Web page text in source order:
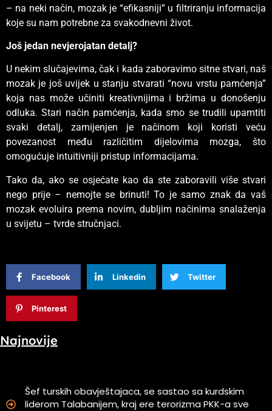
– na neki način, mozak je “efikasniji” u filtriranju informacija
koje su nam potrebne za svakodnevni život.
Još jedan nevjerojatan detalj?
U nekim slučajevima, čak i kada zaboravimo sitne stvari, naš
mozak je još uvijek u stanju stvarati “novu vrstu pamćenja”
koja nas može učiniti kreativnijima i bržima u donošenju
odluka. Stari način pamćenja, kada smo se trudili upamtiti
svaki detalj, zamijenjen je načinom koji koristi veću
povezanost među različitim dijelovima mozga, što
omogućuje intuitivniji pristup informacijama.
Tako da, ako se osjećate kao da ste zaboravili više stvari
nego prije – nemojte se brinuti! To je samo znak da vaš
mozak evoluira prema novim, dubljim načinima snalaženja
u svijetu – tvrde stručnjaci.
Facebook Linkedin Twitter
Pinterest
Najnovije
Šef turskih obavještajaca, se sastao sa kurdskim
liderom Talabanijem, kraj ere terorizma PKK-a sve